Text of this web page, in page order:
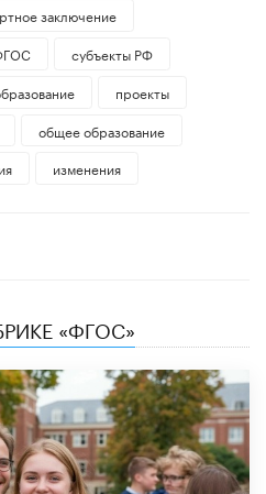
заключение
субъекты РФ
проекты
общее образование
изменения
«ФГОС»